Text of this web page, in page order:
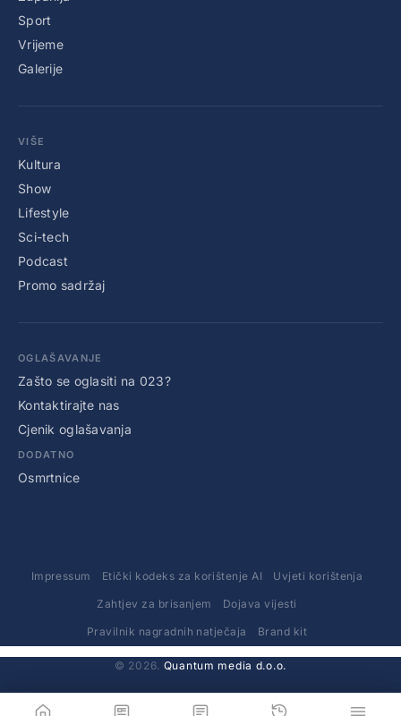
Sport
Vrijeme
Galerije
VIŠE
Kultura
Show
Lifestyle
Sci-tech
Podcast
Promo sadržaj
OGLAŠAVANJE
Zašto se oglasiti na 023?
Kontaktirajte nas
Cjenik oglašavanja
DODATNO
Osmrtnice
Impressum Etički kodeks za korištenje AI Uvjeti korištenja
Zahtjev za brisanjem Dojava vijesti
Pravilnik nagradnih natječaja Brand kit
© 2026. Quantum media d.o.o.